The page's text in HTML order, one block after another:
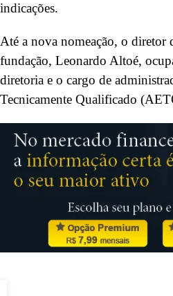
indicações.
Até a nova nomeação, o diretor
fundação, Leonardo Altoé,
diretoria e o cargo de
Tecnicamente Qualificado